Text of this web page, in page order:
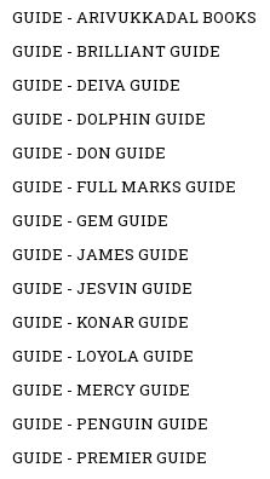
GUIDE - ARIVUKKADAL BOOKS
GUIDE - BRILLIANT GUIDE
GUIDE - DEIVA GUIDE
GUIDE - DOLPHIN GUIDE
GUIDE - DON GUIDE
GUIDE - FULL MARKS GUIDE
GUIDE - GEM GUIDE
GUIDE - JAMES GUIDE
GUIDE - JESVIN GUIDE
GUIDE - KONAR GUIDE
GUIDE - LOYOLA GUIDE
GUIDE - MERCY GUIDE
GUIDE - PENGUIN GUIDE
GUIDE - PREMIER GUIDE